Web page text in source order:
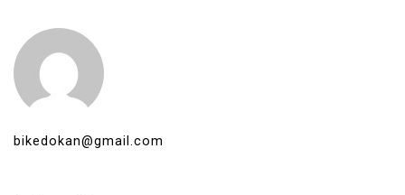
bikedokan@gmail.com